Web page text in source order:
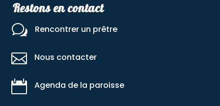
Restons en contact
w Rencontrer un prêtre
 Nous contacter
 Agenda de la paroisse